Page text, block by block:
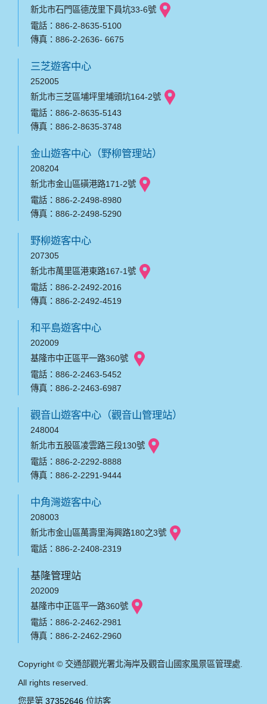
新北市石門區德茂里下員坑33-6號
電話：886-2-8635-5100
傳真：886-2-2636- 6675
三芝遊客中心
252005
新北市三芝區埔坪里埔頭坑164-2號
電話：886-2-8635-5143
傳真：886-2-8635-3748
金山遊客中心（野柳管理站）
208204
新北市金山區磺港路171-2號
電話：886-2-2498-8980
傳真：886-2-2498-5290
野柳遊客中心
207305
新北市萬里區港東路167-1號
電話：886-2-2492-2016
傳真：886-2-2492-4519
和平島遊客中心
202009
基隆市中正區平一路360號
電話：886-2-2463-5452
傳真：886-2-2463-6987
觀音山遊客中心（觀音山管理站）
248004
新北市五股區凌雲路三段130號
電話：886-2-2292-8888
傳真：886-2-2291-9444
中角灣遊客中心
208003
新北市金山區萬壽里海興路180之3號
電話：886-2-2408-2319
基隆管理站
202009
基隆市中正區平一路360號
電話：886-2-2462-2981
傳真：886-2-2462-2960
Copyright © 交通部觀光署北海岸及觀音山國家風景區管理處.
All rights reserved.
您是第 37352646 位訪客